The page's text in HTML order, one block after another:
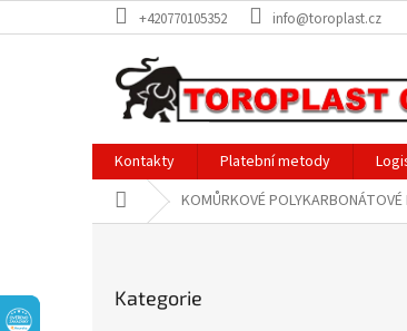
na
+420770105352 info@toroplast.cz
Kontakty Platební metody
Domů KOMŮRKOVÉ POLYKARBONÁTOVÉ
kategorie
Kategorie